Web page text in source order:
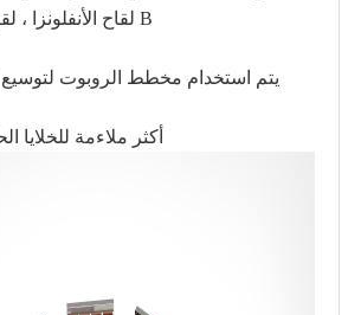
لقاح الأنفلونزا ، لقاح التهاب الدماغ B
• يتم استخدام مخطط الروبوت لتوسيع
• أكثر ملاءمة للخلايا